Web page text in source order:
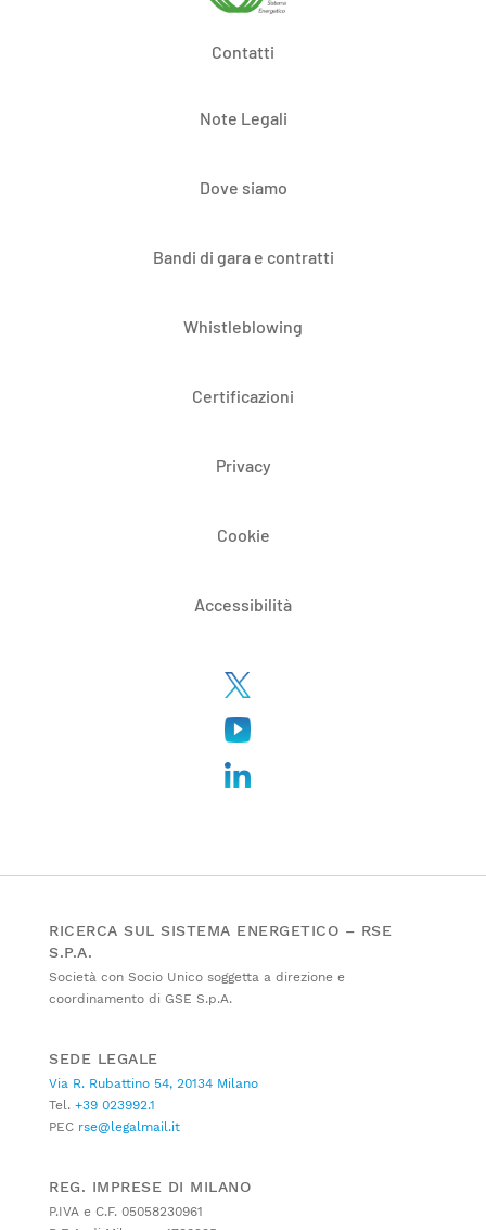
Contatti
Note Legali
Dove siamo
Bandi di gara e contratti
Whistleblowing
Certificazioni
Privacy
Cookie
Accessibilità
RICERCA SUL SISTEMA ENERGETICO – RSE
S.P.A.
Società con Socio Unico soggetta a direzione e
coordinamento di GSE S.p.A.
SEDE LEGALE
Via R. Rubattino 54, 20134 Milano
Tel. +39 023992.1
PEC rse@legalmail.it
REG. IMPRESE DI MILANO
P.IVA e C.F. 05058230961